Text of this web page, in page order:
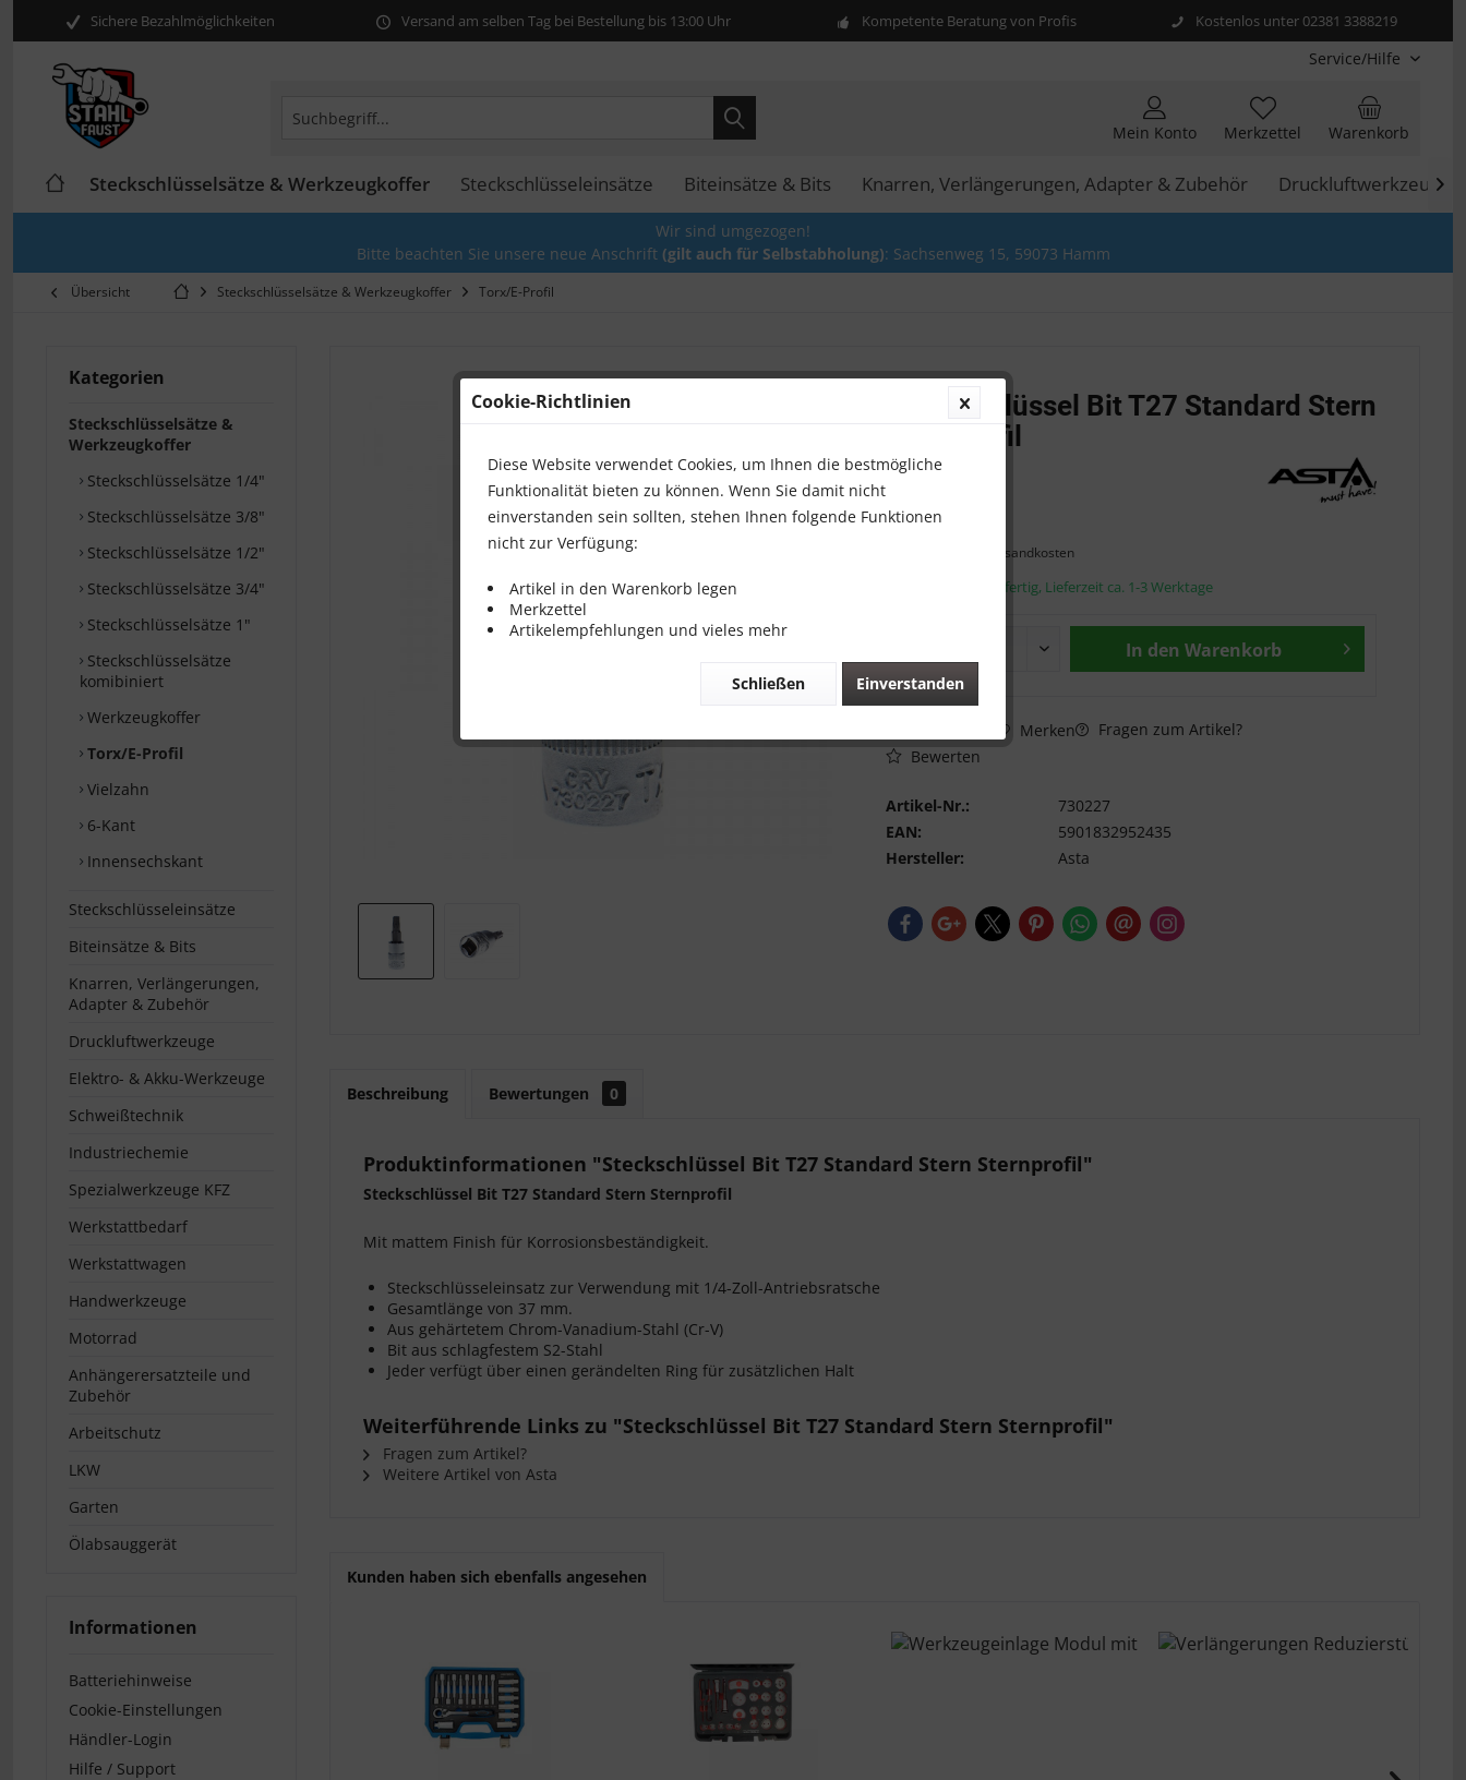
Sichere Bezahlmöglichkeiten Versand am selben Tag bei Bestellung bis 13:00 Uhr Kompetente Beratung von Profis Kostenlos unter 02381 3388219
Service/Hilfe
Warenkorb
Merkzettel
Mein Konto
Steckschlüsselsätze & Werkzeugkoffer Steckschlüsseleinsätze Biteinsätze & Bits Knarren, Verlängerungen, Adapter & Zubehör Druckluftwerkzeuge

Wir sind umgezogen!
Bitte beachten Sie unsere neue Anschrift (gilt auch für Selbstabholung): Sachsenweg 15, 59073 Hamm
Übersicht Steckschlüsselsätze & Werkzeugkoffer Torx/E-Profil
Kategorien
Steckschlüsselsätze &
Werkzeugkoffer
Steckschlüsselsätze 1/4"
Steckschlüsselsätze 3/8"
Steckschlüsselsätze 1/2"
Steckschlüsselsätze 3/4"
Steckschlüsselsätze 1"
Steckschlüsselsätze
komibiniert
Werkzeugkoffer
Torx/E-Profil
Vielzahn
6-Kant
Innensechskant
Steckschlüsseleinsätze
Biteinsätze & Bits
Knarren, Verlängerungen,
Adapter & Zubehör
Druckluftwerkzeuge
Elektro- & Akku-Werkzeuge
Schweißtechnik
Industriechemie
Spezialwerkzeuge KFZ
Werkstattbedarf
Werkstattwagen
Handwerkzeuge
Motorrad
Anhängerersatzteile und
Zubehör
Arbeitschutz
LKW
Garten
Ölabsauggerät
Informationen
Batteriehinweise
Cookie-Einstellungen
Händler-Login
Hilfe / Support
Steckschlüssel Bit T27 Standard Stern
Sternprofil
2,00 € *
Inhalt:1 Stück
zzgl. Versandkosten
Sofort versandfertig, Lieferzeit ca. 1-3 Werktage
In den Warenkorb
Merken
Fragen zum Artikel?
Bewerten
Artikel-Nr.:
730227
EAN:
5901832952435
Hersteller:
Asta
Beschreibung Bewertungen 0
Produktinformationen "Steckschlüssel Bit T27 Standard Stern Sternprofil"
Steckschlüssel Bit T27 Standard Stern Sternprofil
Mit mattem Finish für Korrosionsbeständigkeit.
Steckschlüsseleinsatz zur Verwendung mit 1/4-Zoll-Antriebsratsche
Gesamtlänge von 37 mm.
Aus gehärtetem Chrom-Vanadium-Stahl (Cr-V)
Bit aus schlagfestem S2-Stahl
Jeder verfügt über einen gerändelten Ring für zusätzlichen Halt
Weiterführende Links zu "Steckschlüssel Bit T27 Standard Stern Sternprofil"
Fragen zum Artikel?
Weitere Artikel von Asta
Kunden haben sich ebenfalls angesehen
Cookie-Richtlinien
Diese Website verwendet Cookies, um Ihnen die bestmögliche
Funktionalität bieten zu können. Wenn Sie damit nicht
einverstanden sein sollten, stehen Ihnen folgende Funktionen
nicht zur Verfügung:
Artikel in den Warenkorb legen
Merkzettel
Artikelempfehlungen und vieles mehr
Einverstanden
Schließen